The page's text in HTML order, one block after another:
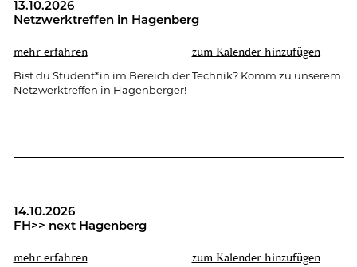
13.10.2026
Netz­werk­tref­fen in Ha­gen­berg
mehr er­fah­ren zum Ka­len­der hin­zu­fü­gen
Bist du Stu­dent*in im Be­reich der Tech­nik? Komm zu un­se­rem
Netz­werk­tref­fen in Ha­gen­ber­ger!
14.10.2026
FH>> next Ha­gen­berg
mehr er­fah­ren zum Ka­len­der hin­zu­fü­gen